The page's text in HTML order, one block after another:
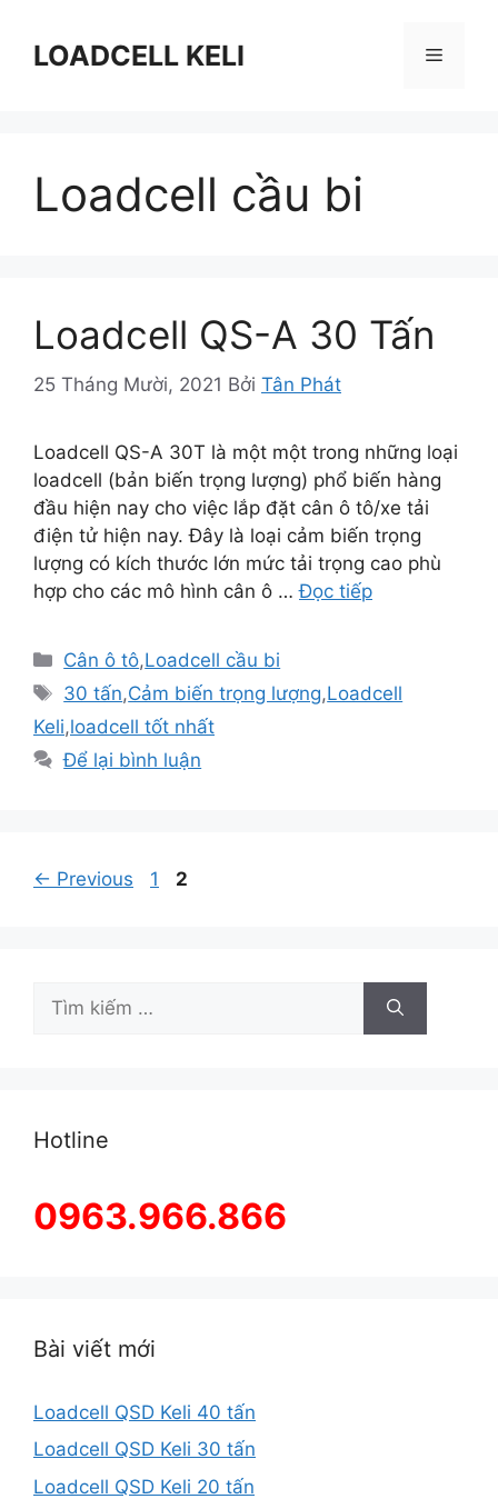
LOADCELL KELI Menu
Loadcell cầu bi
Loadcell QS-A 30 Tấn
25 Tháng Mười, 2021 Bởi Tân Phát
Loadcell QS-A 30T là một một trong những loại
loadcell (bản biến trọng lượng) phổ biến hàng
đầu hiện nay cho việc lắp đặt cân ô tô/xe tải
điện tử hiện nay. Đây là loại cảm biến trọng
lượng có kích thước lớn mức tải trọng cao phù
hợp cho các mô hình cân ô …Đọc tiếp
Danh
mục
Cân ô tô,Loadcell cầu bi
Thẻ
30 tấn,Cảm biến trọng lượng,Loadcell
Keli,loadcell tốt nhất
Để lại bình luận
Điều
← Previous Page
1 Page
2
Tìm
kiếm
Hotline
0963.966.866
Bài viết mới
Loadcell QSD Keli 40 tấn
Loadcell QSD Keli 30 tấn
Loadcell QSD Keli 20 tấn